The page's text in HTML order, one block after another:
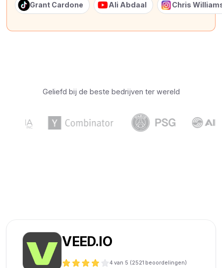
Grant Cardone Ali Abdaal Chris
Geliefd bij de beste bedrijven ter wereld
VEED.IO
4 van 5 (2521 beoordelingen)